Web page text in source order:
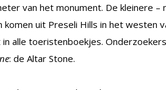
van het monument. De kleinere
komen uit Preseli Hills in het westen
alle toeristenboekjes.
: de Altar Stone.